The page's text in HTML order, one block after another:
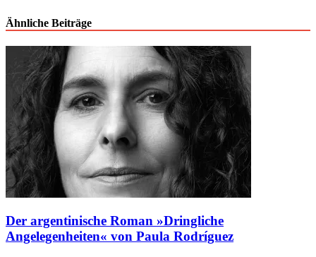
Ähnliche Beiträge
Der argentinische Roman »Dringliche
Angelegenheiten« von Paula Rodríguez